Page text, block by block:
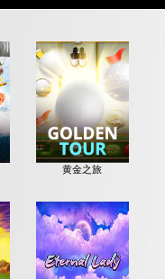
黄金之旅